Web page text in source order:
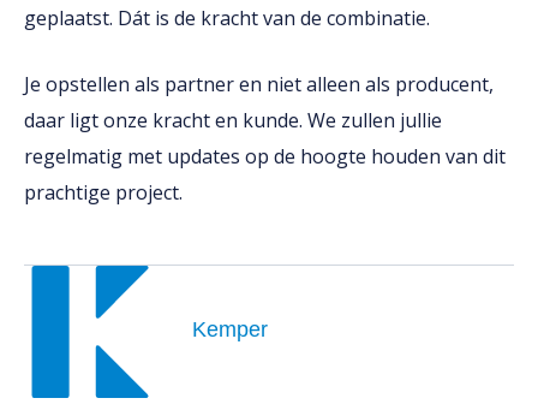
geplaatst. Dát is de kracht van de combinatie.
Je opstellen als partner en niet alleen als producent,
daar ligt onze kracht en kunde. We zullen jullie
regelmatig met updates op de hoogte houden van dit
prachtige project.
Kemper